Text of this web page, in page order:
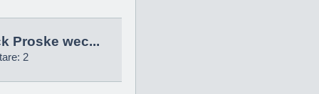
Proske wec...
2